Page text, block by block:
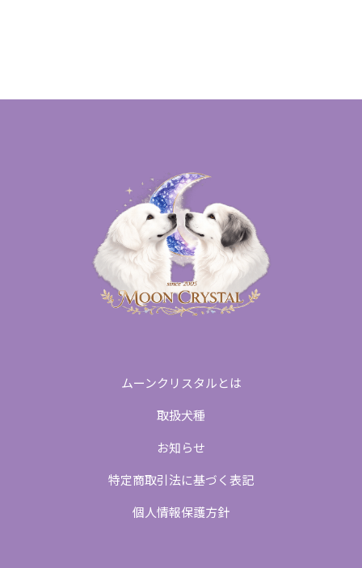
ムーンクリスタルとは
取扱犬種
お知らせ
特定商取引法に基づく表記
個人情報保護方針